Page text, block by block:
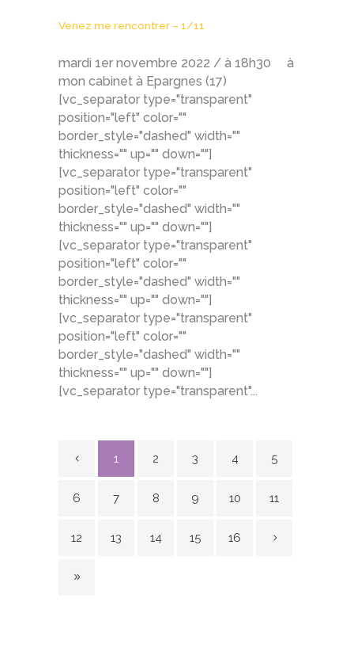
Venez me rencontrer – 1/11
mardi 1er novembre 2022 / à 18h30 à
mon cabinet à Epargnes (17)
[vc_separator type="transparent"
position="left" color=""
border_style="dashed" width=""
thickness="" up="" down=""]
[vc_separator type="transparent"
position="left" color=""
border_style="dashed" width=""
thickness="" up="" down=""]
[vc_separator type="transparent"
position="left" color=""
border_style="dashed" width=""
thickness="" up="" down=""]
[vc_separator type="transparent"
position="left" color=""
border_style="dashed" width=""
thickness="" up="" down=""]
[vc_separator type="transparent"...
1 2 3 4 5
6 7 8 9 10 11
12 13 14 15 16